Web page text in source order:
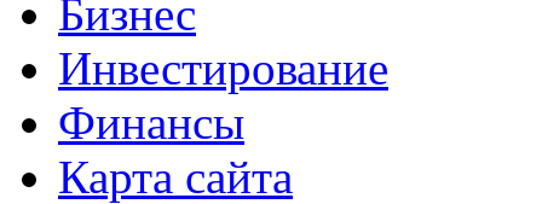
Бизнес
Инвестирование
Финансы
Карта сайта